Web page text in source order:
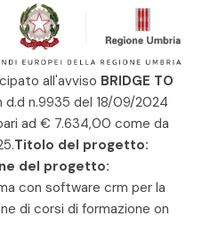
all'avviso BRIDGE TO
n.9935 del 18/09/2024
ad € 7.634,00 come da
Titolo del progetto:
del progetto:
con software crm per la
di corsi di formazione on